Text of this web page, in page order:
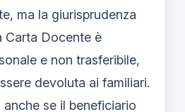
ma la giurisprudenza
Carta Docente è
e non trasferibile,
devoluta ai familiari.
se il beneficiario